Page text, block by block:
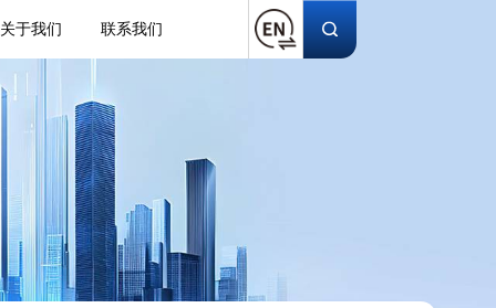
关于我们 联系我们